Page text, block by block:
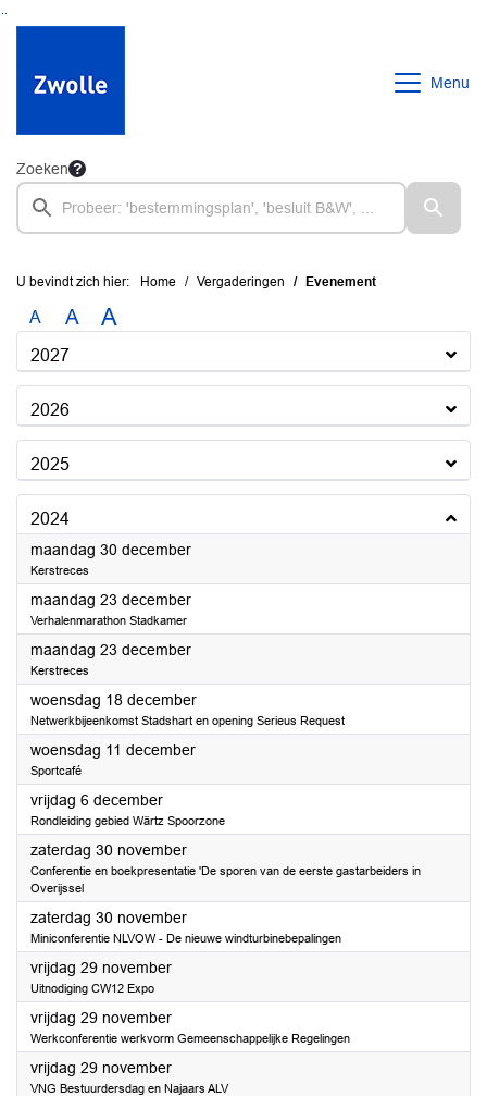
Ga naar de inhoud van deze pagina
Ga naar het zoeken
Ga naar het menu
Menu
Zoeken
U bevindt zich hier: Home Vergaderingen Evenement
A A A
2027
2026
2025
2024
maandag 30 december2024
Kerstreces
maandag 23 december2024
Verhalenmarathon Stadkamer
maandag 23 december2024
Kerstreces
woensdag 18 december2024
Netwerkbijeenkomst Stadshart en opening Serieus Request
woensdag 11 december2024
Sportcafé
vrijdag 6 december2024
Rondleiding gebied Wärtz Spoorzone
zaterdag 30 november2024
Conferentie en boekpresentatie 'De sporen van de eerste gastarbeiders in
Overijssel
zaterdag 30 november2024
Miniconferentie NLVOW - De nieuwe windturbinebepalingen
vrijdag 29 november2024
Uitnodiging CW12 Expo
vrijdag 29 november2024
Werkconferentie werkvorm Gemeenschappelijke Regelingen
vrijdag 29 november2024
VNG Bestuurdersdag en Najaars ALV